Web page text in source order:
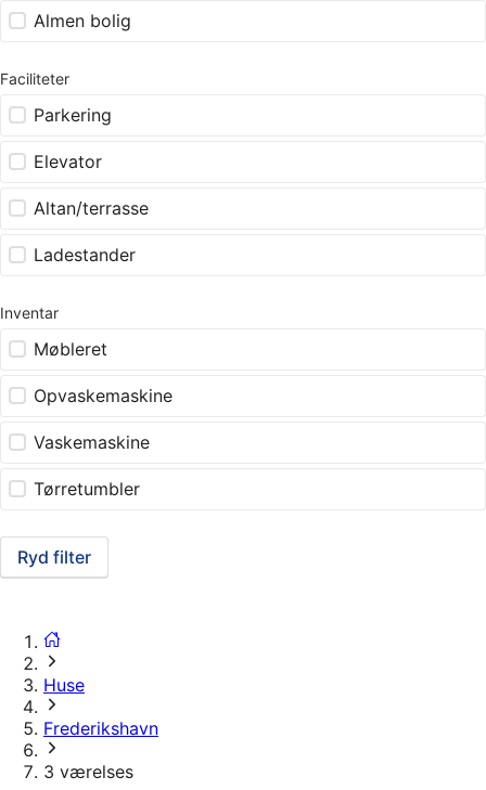
Almen bolig
Faciliteter
Parkering
Elevator
Altan/terrasse
Ladestander
Inventar
Møbleret
Opvaskemaskine
Vaskemaskine
Tørretumbler
Ryd filter
Huse
Frederikshavn
3 værelses